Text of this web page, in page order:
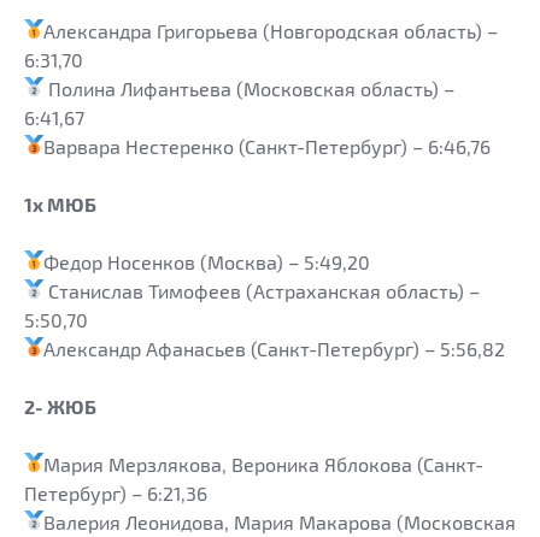
Александра Григорьева (Новгородская область) –
6:31,70
Полина Лифантьева (Московская область) –
6:41,67
Варвара Нестеренко (Санкт-Петербург) – 6:46,76
1х МЮБ
Федор Носенков (Москва) – 5:49,20
Станислав Тимофеев (Астраханская область) –
5:50,70
Александр Афанасьев (Санкт-Петербург) – 5:56,82
2- ЖЮБ
Мария Мерзлякова, Вероника Яблокова (Санкт-
Петербург) – 6:21,36
Валерия Леонидова, Мария Макарова (Московская